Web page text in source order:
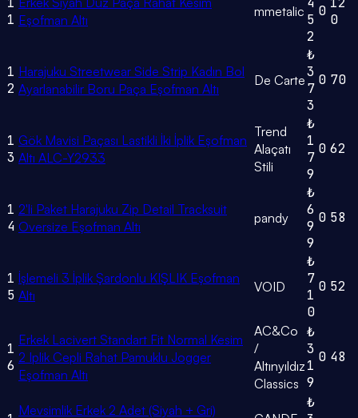
1 Eşofman Altı
mmetalic 5
2
0
0
1
2
Harajuku Streetwear Side Strip Kadın Bol
Ayarlanabilir Boru Paça Eşofman Altı
De Carte
₺
3
7
3
0 70
1
3
Gök Mavisi Paçası Lastikli İki İplik Eşofman
Altı ALC-Y2933
Trend
Alaçatı
Stili
₺
1
7
9
0 62
1
4
2'li Paket Harajuku Zip Detail Tracksuit
Oversize Eşofman Altı
pandy
₺
6
9
9
0 58
1
5
İşlemeli 3 İplik Şardonlu KIŞLIK Eşofman
Altı
VOID
₺
7
1
0
0 52
1
6
Erkek Lacivert Standart Fit Normal Kesim
2 Iplik Cepli Rahat Pamuklu Jogger
Eşofman Altı
AC&Co
/
Altınyıldız
Classics
₺
3
1
9
0 48
Mevsimlik Erkek 2 Adet (Siyah + Gri)
₺